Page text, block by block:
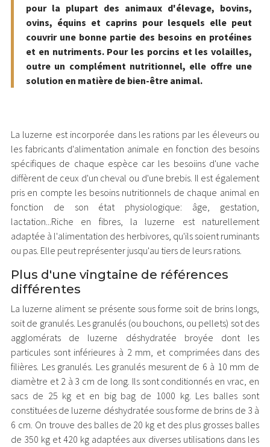
pour la plupart des animaux d'élevage, bovins,
ovins, équins et caprins pour lesquels elle peut
couvrir une bonne partie des besoins en protéines
et en nutriments. Pour les porcins et les volailles,
outre un complément nutritionnel, elle offre une
solution en matière de bien-être animal.
La luzerne est incorporée dans les rations par les éleveurs ou
les fabricants d'alimentation animale en fonction des besoins
spécifiques de chaque espèce car les besoiins d'une vache
diffèrent de ceux d'un cheval ou d'une brebis. Il est également
pris en compte les besoins nutritionnels de chaque animal en
fonction de son état physiologique: âge, gestation,
lactation...Riche en fibres, la luzerne est naturellement
adaptée à l'alimentation des herbivores, qu'ils soient ruminants
ou pas. Elle peut représenter jusqu'au tiers de leurs rations.
Plus d'une vingtaine de références
différentes
La luzerne aliment se présente sous forme soit de brins longs,
soit de granulés. Les granulés (ou bouchons, ou pellets) sot des
agglomérats de luzerne déshydratée broyée dont les
particules sont inférieures à 2 mm, et comprimées dans des
filières. Les granulés. Les granulés mesurent de 6 à 10 mm de
diamètre et 2 à 3 cm de long. Ils sont conditionnés en vrac, en
sacs de 25 kg et en big bag de 1000 kg. Les balles sont
constituées de luzerne déshydratée sous forme de brins de 3 à
6 cm. On trouve des balles de 20 kg et des plus grosses balles
de 350 kg et 420 kg adaptées aux diverses utilisations dans les